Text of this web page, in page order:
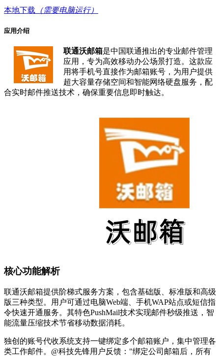
本地下载 （需要电脑运行）
应用介绍
联通沃邮箱是中国联通推出的专业邮件管理
应用，专为高效移动办公场景打造。这款应
用将手机号直接作为邮箱账号，为用户提供
超大容量存储空间和智能网络硬盘服务，配
合实时邮件推送技术，确保重要信息即时触达。
核心功能解析
联通沃邮箱提供阶梯式服务方案，包含基础版、标准版和高级
版三种类型。用户可通过电脑Web端、手机WAP站点或短信指
令快速开通服务。其特色PushMail技术实现邮件秒级推送，智
能流量压缩技术节省移动数据消耗。
独创的账号代收系统支持一键绑定多个邮箱账户，集中管理各
类工作邮件。@科技先锋用户反馈："绑定公司邮箱后，所有